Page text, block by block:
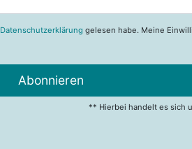
Datenschutzerklärung gelesen habe. Meine
Abonnieren
** Hierbei handelt es sich